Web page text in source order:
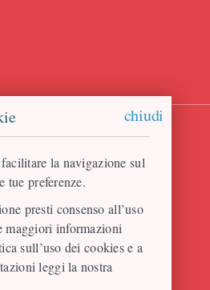
chiudi
la navigazione sul
tue preferenze.
presti consenso all’uso
maggiori informazioni
sull’uso dei cookies e a
leggi la nostra